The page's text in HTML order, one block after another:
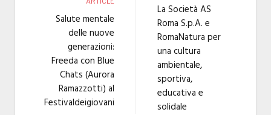
Salute mentale
delle nuove
generazioni:
Freeda con Blue
Chats (Aurora
Ramazzotti) al
Festivaldeigiovani
La Società AS
Roma S.p.A. e
RomaNatura per
una cultura
ambientale,
sportiva,
educativa e
solidale